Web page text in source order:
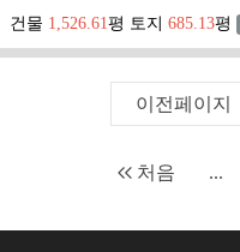
건물 1,526.61평 토지 685.13평
이전페이지
처음 ...